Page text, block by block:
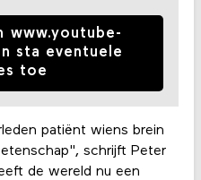
www.youtube-
sta eventuele
toe
patiënt wiens brein
schrijft Peter
de wereld nu een